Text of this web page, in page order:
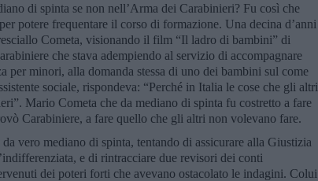
di spinta se non nell’Arma dei Carabinieri? Fu così che
potere frequentare il corso di formazione. Una decina d’anni
Cometa, visionando il film “Il ladro di bambini” di
che stava adempiendo al servizio di accompagnare
per minori, alla domanda stessa di uno dei bambini sul come
sociale, rispondeva: “Perché in Italia le cose che gli altri
Mario Cometa che da mediano di spinta fu costretto a fare
Carabiniere, a fare quello che gli altri non volevano fare.
vero mediano di spinta, tentando di assicurare alla Giustizia
e di rintracciare due revisori dei conti
dei poteri forti che avevano ostacolato le indagini. Colui